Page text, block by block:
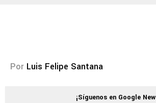
Por Luis Felipe Santana
¡Síguenos en Google